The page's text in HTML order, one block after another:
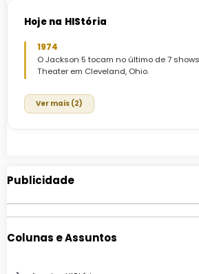
Hoje na HIStória
1974
O Jackson 5 tocam no último de 7
Theater em Cleveland, Ohio.
Ver mais (2)
Publicidade
Colunas e Assuntos